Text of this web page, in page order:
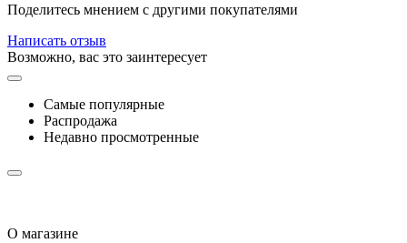
Поделитесь мнением с другими покупателями
Написать отзыв
Возможно, вас это заинтересует
Самые популярные
Распродажа
Недавно просмотренные
О магазине